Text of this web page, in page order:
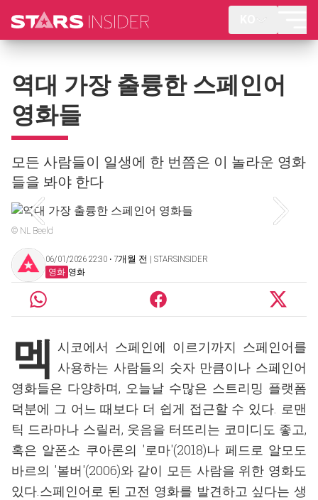
역대 가장 출륭한 스페인어
영화들
모든 사람들이 일생에 한 번쯤은 이 놀라운 영화
들을 봐야 한다
© NL Beeld
06/01/2026 22:30 ‧ 7개월 전 | STARSINSIDER
영화 영화
멕 시코에서 스페인에 이르기까지 스페인어를
사용하는 사람들의 숫자 만큼이나 스페인어
영화들은 다양하며, 오늘날 수많은 스트리밍 플랫폼
덕분에 그 어느 때보다 더 쉽게 접근할 수 있다. 로맨
틱 드라마나 스릴러, 웃음을 터뜨리는 코미디도 좋고,
혹은 알폰소 쿠아론의 '로마'(2018)나 페드로 알모도
바르의 '볼버'(2006)와 같이 모든 사람을 위한 영화도
있다.스페인어로 된 고전 영화를 발견하고 싶다는 생